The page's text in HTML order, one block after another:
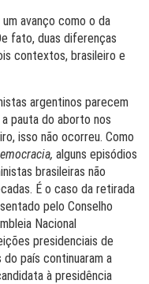
avanço como o da
fato, duas diferenças
contextos, brasileiro e
argentinos parecem
pauta do aborto nos
isso não ocorreu. Como
alguns episódios
brasileiras não
É o caso da retirada
pelo Conselho
Nacional
presidenciais de
país continuaram a
à presidência